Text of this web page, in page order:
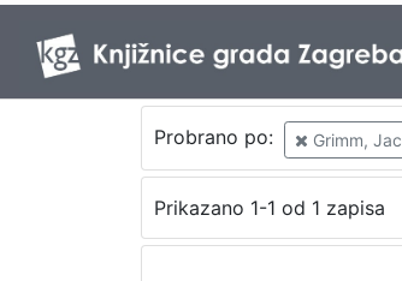
Probrano po: Grimm,
Prikazano 1-1 od 1 zapisa